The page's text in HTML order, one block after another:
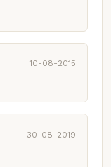
10-08-2015
30-08-2019